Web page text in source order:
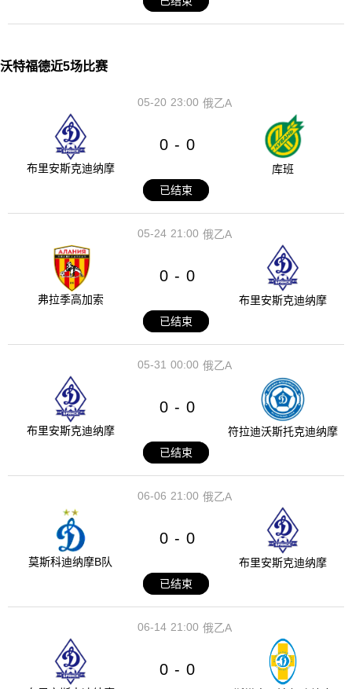
沃特福德近5场比赛
23:00
05-20 俄乙A
布里安斯克迪纳摩
0 - 0
库班
已结束
21:00
05-24 俄乙A
弗拉季高加索
0 - 0
布里安斯克迪纳摩
已结束
00:00
05-31 俄乙A
布里安斯克迪纳摩
0 - 0
符拉迪沃斯托克迪纳摩
已结束
21:00
06-06 俄乙A
莫斯科迪纳摩B队
0 - 0
布里安斯克迪纳摩
已结束
21:00
06-14 俄乙A
0 - 0